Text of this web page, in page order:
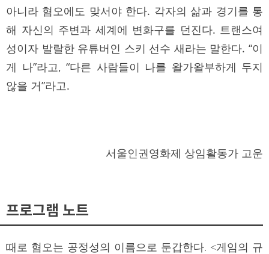
아니라 혐오에도 맞서야 한다. 각자의 삶과 경기를 통
해 자신의 주변과 세계에 변화구를 던진다. 트랜스여
성이자 발랄한 유튜버인 스키 선수 새라는 말한다. “이
게 나”라고, “다른 사람들이 나를 왈가왈부하게 두지
않을 거”라고.
서울인권영화제 상임활동가 고운
프로그램 노트
때로 혐오는 공정성의 이름으로 둔갑한다. <게임의 규